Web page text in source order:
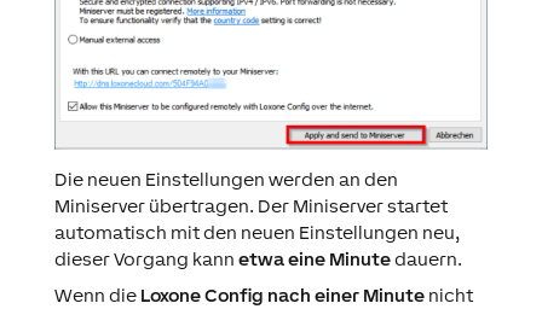
Die neuen Einstellungen werden an den
Miniserver übertragen. Der Miniserver startet
automatisch mit den neuen Einstellungen neu,
dieser Vorgang kann etwa eine Minutedauern.
Wenn die Loxone Config nach einer Minutenicht